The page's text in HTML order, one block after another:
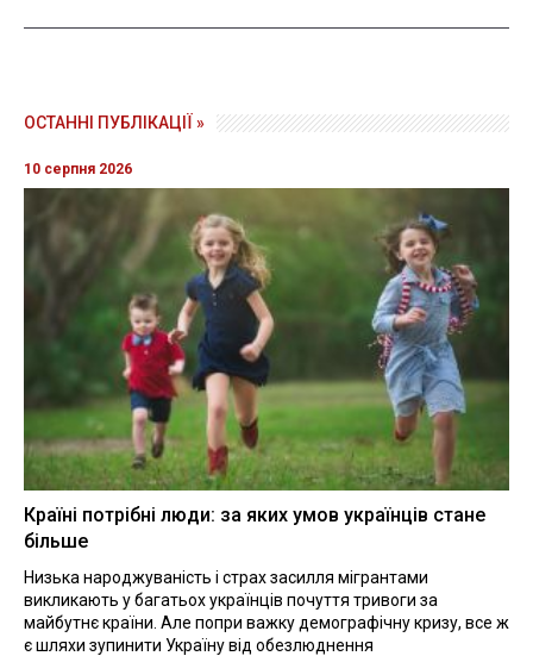
ОСТАННІ ПУБЛІКАЦІЇ »
10 серпня 2026
Країні потрібні люди: за яких умов українців стане
більше
Низька народжуваність і страх засилля мігрантами
викликають у багатьох українців почуття тривоги за
майбутнє країни. Але попри важку демографічну кризу, все ж
є шляхи зупинити Україну від обезлюднення